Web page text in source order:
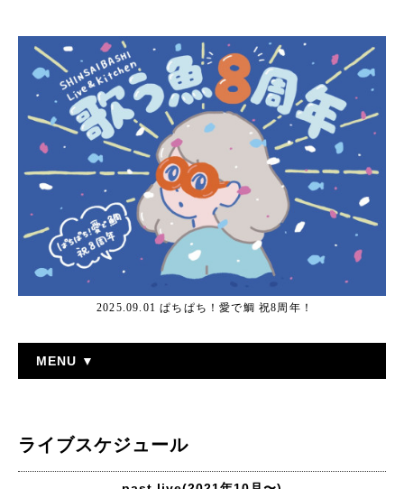
2025.09.01 ぱちぱち！愛で鯛 祝8周年！
MENU ▼
ライブスケジュール